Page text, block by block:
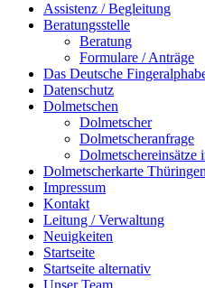
Assistenz / Begleitung
Beratungsstelle
Beratung
Formulare / Anträge
Das Deutsche
Datenschutz
Dolmetschen
Dolmetscher
Dolmetscheranfrage
Dolmetschereinsätze
Dolmetscherkarte Thüringen
Impressum
Kontakt
Leitung / Verwaltung
Neuigkeiten
Startseite
Startseite alternativ
Unser Team